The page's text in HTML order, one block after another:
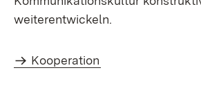
weiterentwickeln.
Kooperation